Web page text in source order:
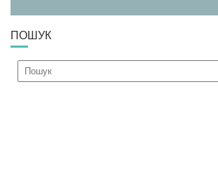
ПОШУК